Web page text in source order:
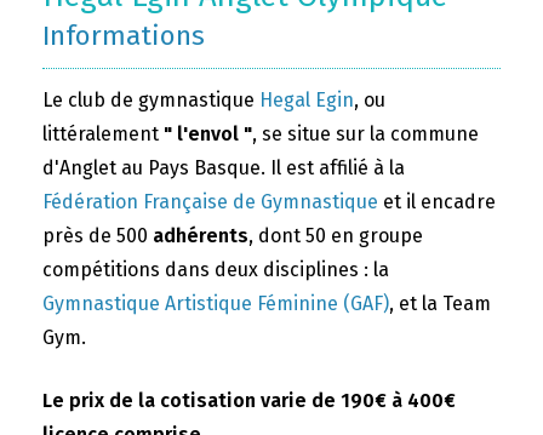
Informations
Le club de gymnastique Hegal Egin, ou
littéralement " l'envol ", se situe sur la commune
d'Anglet au Pays Basque. Il est affilié à la
Fédération Française de Gymnastique et il encadre
près de 500 adhérents, dont 50 en groupe
compétitions dans deux disciplines : la
Gymnastique Artistique Féminine (GAF), et la Team
Gym.
Le prix de la cotisation varie de 190€ à 400€